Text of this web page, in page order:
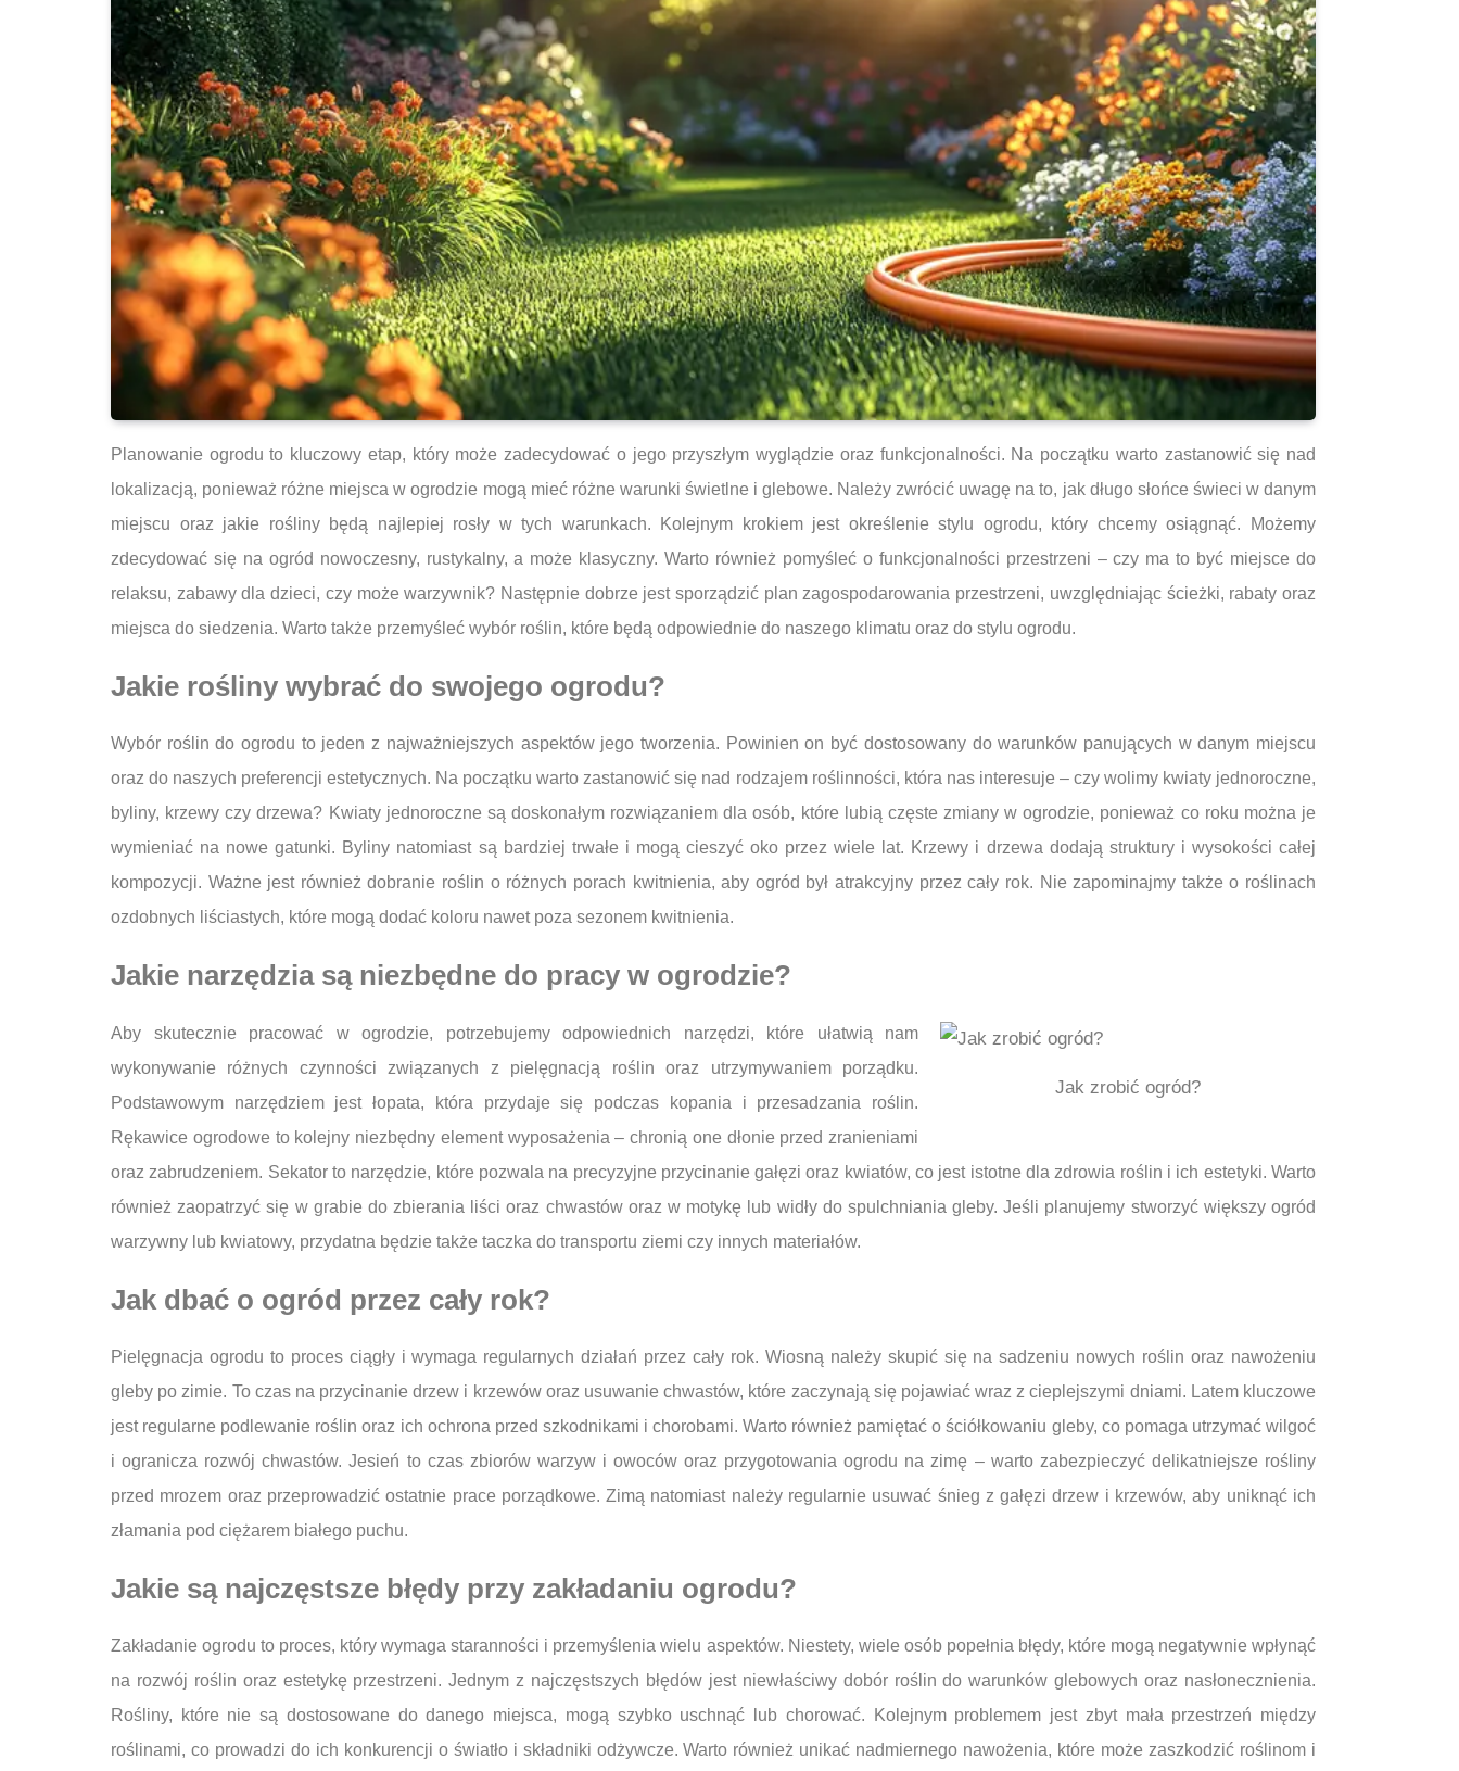
Planowanie ogrodu to kluczowy etap, który może zadecydować o jego przyszłym wyglądzie oraz funkcjonalności. Na początku warto zastanowić się nad
lokalizacją, ponieważ różne miejsca w ogrodzie mogą mieć różne warunki świetlne i glebowe. Należy zwrócić uwagę na to, jak długo słońce świeci w danym
miejscu oraz jakie rośliny będą najlepiej rosły w tych warunkach. Kolejnym krokiem jest określenie stylu ogrodu, który chcemy osiągnąć. Możemy
zdecydować się na ogród nowoczesny, rustykalny, a może klasyczny. Warto również pomyśleć o funkcjonalności przestrzeni – czy ma to być miejsce do
relaksu, zabawy dla dzieci, czy może warzywnik? Następnie dobrze jest sporządzić plan zagospodarowania przestrzeni, uwzględniając ścieżki, rabaty oraz
miejsca do siedzenia. Warto także przemyśleć wybór roślin, które będą odpowiednie do naszego klimatu oraz do stylu ogrodu.
Jakie rośliny wybrać do swojego ogrodu?
Wybór roślin do ogrodu to jeden z najważniejszych aspektów jego tworzenia. Powinien on być dostosowany do warunków panujących w danym miejscu
oraz do naszych preferencji estetycznych. Na początku warto zastanowić się nad rodzajem roślinności, która nas interesuje – czy wolimy kwiaty jednoroczne,
byliny, krzewy czy drzewa? Kwiaty jednoroczne są doskonałym rozwiązaniem dla osób, które lubią częste zmiany w ogrodzie, ponieważ co roku można je
wymieniać na nowe gatunki. Byliny natomiast są bardziej trwałe i mogą cieszyć oko przez wiele lat. Krzewy i drzewa dodają struktury i wysokości całej
kompozycji. Ważne jest również dobranie roślin o różnych porach kwitnienia, aby ogród był atrakcyjny przez cały rok. Nie zapominajmy także o roślinach
ozdobnych liściastych, które mogą dodać koloru nawet poza sezonem kwitnienia.
Jakie narzędzia są niezbędne do pracy w ogrodzie?
Jak zrobić ogród?
Aby skutecznie pracować w ogrodzie, potrzebujemy odpowiednich narzędzi, które ułatwią nam
wykonywanie różnych czynności związanych z pielęgnacją roślin oraz utrzymywaniem porządku.
Podstawowym narzędziem jest łopata, która przydaje się podczas kopania i przesadzania roślin.
Rękawice ogrodowe to kolejny niezbędny element wyposażenia – chronią one dłonie przed zranieniami
oraz zabrudzeniem. Sekator to narzędzie, które pozwala na precyzyjne przycinanie gałęzi oraz kwiatów, co jest istotne dla zdrowia roślin i ich estetyki. Warto
również zaopatrzyć się w grabie do zbierania liści oraz chwastów oraz w motykę lub widły do spulchniania gleby. Jeśli planujemy stworzyć większy ogród
warzywny lub kwiatowy, przydatna będzie także taczka do transportu ziemi czy innych materiałów.
Jak dbać o ogród przez cały rok?
Pielęgnacja ogrodu to proces ciągły i wymaga regularnych działań przez cały rok. Wiosną należy skupić się na sadzeniu nowych roślin oraz nawożeniu
gleby po zimie. To czas na przycinanie drzew i krzewów oraz usuwanie chwastów, które zaczynają się pojawiać wraz z cieplejszymi dniami. Latem kluczowe
jest regularne podlewanie roślin oraz ich ochrona przed szkodnikami i chorobami. Warto również pamiętać o ściółkowaniu gleby, co pomaga utrzymać wilgoć
i ogranicza rozwój chwastów. Jesień to czas zbiorów warzyw i owoców oraz przygotowania ogrodu na zimę – warto zabezpieczyć delikatniejsze rośliny
przed mrozem oraz przeprowadzić ostatnie prace porządkowe. Zimą natomiast należy regularnie usuwać śnieg z gałęzi drzew i krzewów, aby uniknąć ich
złamania pod ciężarem białego puchu.
Jakie są najczęstsze błędy przy zakładaniu ogrodu?
Zakładanie ogrodu to proces, który wymaga staranności i przemyślenia wielu aspektów. Niestety, wiele osób popełnia błędy, które mogą negatywnie wpłynąć
na rozwój roślin oraz estetykę przestrzeni. Jednym z najczęstszych błędów jest niewłaściwy dobór roślin do warunków glebowych oraz nasłonecznienia.
Rośliny, które nie są dostosowane do danego miejsca, mogą szybko uschnąć lub chorować. Kolejnym problemem jest zbyt mała przestrzeń między
roślinami, co prowadzi do ich konkurencji o światło i składniki odżywcze. Warto również unikać nadmiernego nawożenia, które może zaszkodzić roślinom i